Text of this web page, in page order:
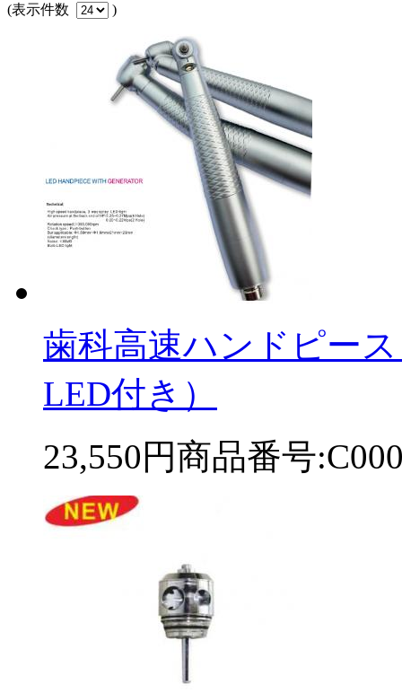
(表示件数 )
歯科高速ハンドピー
LED付き）
23,550円商品番号